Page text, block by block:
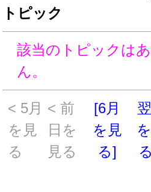
トピック
該当のトピックは
ん。
< 5月
を見
る
< 前
日を
見る
[6月
を見
る]